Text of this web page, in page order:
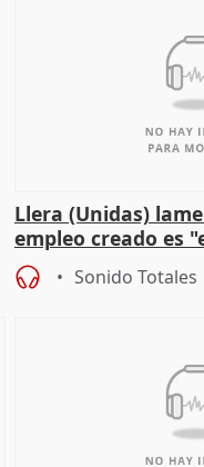
Llera (Unidas)
empleo creado es
"esfumará" al
Sonido Totales